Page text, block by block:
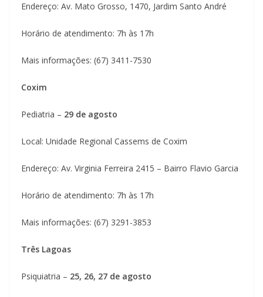
Endereço: Av. Mato Grosso, 1470, Jardim Santo André
Horário de atendimento: 7h às 17h
Mais informações: (67) 3411-7530
Coxim
Pediatria – 29 de agosto
Local: Unidade Regional Cassems de Coxim
Endereço: Av. Virginia Ferreira 2415 – Bairro Flavio Garcia
Horário de atendimento: 7h às 17h
Mais informações: (67) 3291-3853
Três Lagoas
Psiquiatria – 25, 26, 27 de agosto